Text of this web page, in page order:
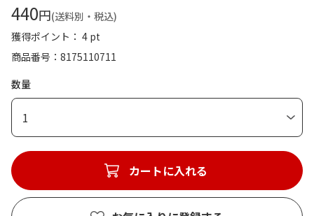
440円(送料別・税込)
獲得ポイント： 4 pt
商品番号
8175110711
数量
1
カートに入れる